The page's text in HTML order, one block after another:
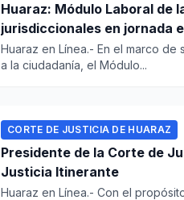
Huaraz: Módulo Laboral de
jurisdiccionales en jornada
Huaraz en Línea.- En el marco
a la ciudadanía, el Módulo...
CORTE DE JUSTICIA DE HUARAZ
Presidente de la Corte de
Justicia Itinerante
Huaraz en Línea.- Con el